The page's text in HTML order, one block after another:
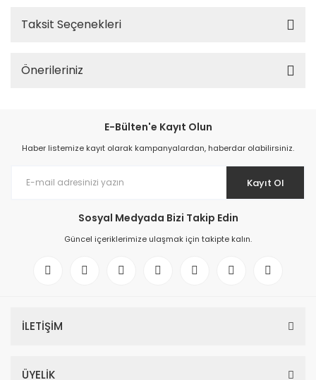
Taksit Seçenekleri
Önerileriniz
E-Bülten'e Kayıt Olun
Haber listemize kayıt olarak kampanyalardan, haberdar olabilirsiniz.
Kayıt Ol
Sosyal Medyada Bizi Takip Edin
Güncel içeriklerimize ulaşmak için takipte kalın.
İLETİŞİM
ÜYELİK